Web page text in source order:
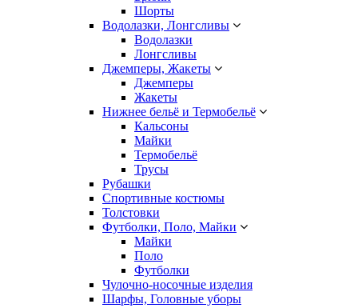
Шорты
Водолазки, Лонгсливы
Водолазки
Лонгсливы
Джемперы, Жакеты
Джемперы
Жакеты
Нижнее бельё и Термобельё
Кальсоны
Майки
Термобельё
Трусы
Рубашки
Спортивные костюмы
Толстовки
Футболки, Поло, Майки
Майки
Поло
Футболки
Чулочно-носочные изделия
Шарфы, Головные уборы